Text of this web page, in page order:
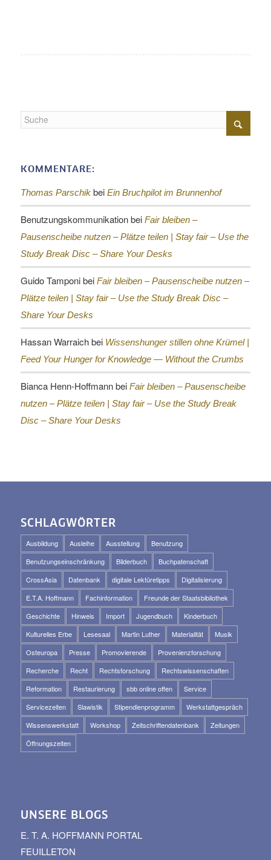
KOMMENTARE:
Thomas Parschikbei Ein Bruchpilot im Brunnenhof
Benutzungskommunikationbei Fair bleiben –
Pausenscheibe nutzen – Plätze teilen | Stay fair – Use the
Study Break Disc – Share Your Desks
Guido Tamponibei Fair bleiben – Pausenscheibe nutzen –
Plätze teilen | Stay fair – Use the Study Break Disc –
Share Your Desks
Hassan Warraichbei Wissenshunger stillen ohne Krümel |
Feed Your Hunger for Knowledge — Without the Crumbs
Bianca Henn-Hoffmannbei Fair bleiben – Pausenscheibe
nutzen – Plätze teilen | Stay fair – Use the Study Break
Disc – Share Your Desks
SCHLAGWÖRTER
Ausbildung Ausleihe Ausstellung
Benutzung
Benutzungseinschränkung
Bilderbuch
Buchpatenschaft
CrossAsia
Datenbank digitale Lektüretipps
Digitalisierung
E.T.A. Hoffmann
Fachinformation
Freunde der Staatsbibliothek
Geschichte
Hinweis Import Jugendbuch
Kinderbuch
Kulturelles Erbe
Lesesaal Martin Luther Materialität
Musik
Osteuropa
Presse Promovierende
Provenienzforschung
Recherche
Recht Rechtsforschung
Rechtswissenschaften
Reformation
Restaurierung sbb online offen
Service
Servicezeiten
Slawistik Stipendienprogramm
Werkstattgespräch
Wissenswerkstatt
Workshop Zeitschriftendatenbank
Zeitungen
Öffnungszeiten
UNSERE BLOGS
E. T. A. HOFFMANN PORTAL
FEUILLETON